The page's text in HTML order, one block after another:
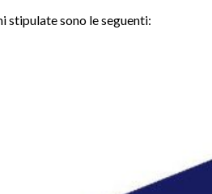
stipulate sono le seguenti: